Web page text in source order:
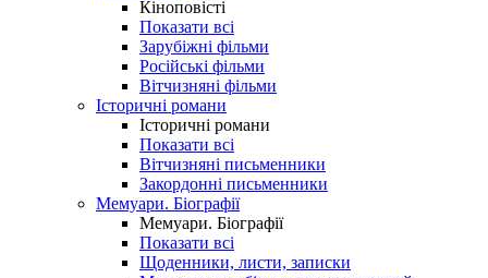
Кіноповісті
Показати всі
Зарубіжні фільми
Російські фільми
Вітчизняні фільми
Історичні романи
Історичні романи
Показати всі
Вітчизняні письменники
Закордонні письменники
Мемуари. Біографії
Мемуари. Біографії
Показати всі
Щоденники, листи, записки